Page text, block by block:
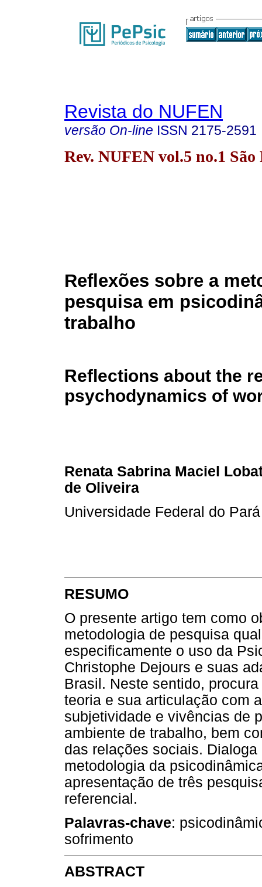
Revista do NUFEN
versão On-line ISSN 2175-2591
Rev. NUFEN vol.5 no.1
Reflexões sobre a
pesquisa em
trabalho
Reflections about the
psychodynamics of
Renata Sabrina Maciel
de Oliveira
Universidade Federal do
RESUMO
O presente artigo tem como
metodologia de pesquisa
especificamente o uso da
Christophe Dejours e suas
Brasil. Neste sentido,
teoria e sua articulação com
subjetividade e vivências de
ambiente de trabalho, bem
das relações sociais.
metodologia da
apresentação de três
referencial.
Palavras-chave:
sofrimento
ABSTRACT